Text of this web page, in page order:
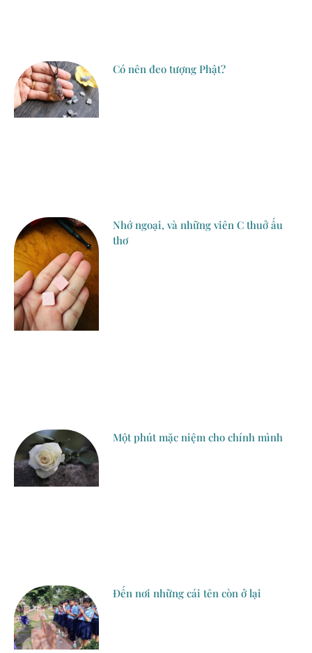
Có nên đeo tượng Phật?
Nhớ ngoại, và những viên C thuở ấu
thơ
Một phút mặc niệm cho chính mình
Đến nơi những cái tên còn ở lại